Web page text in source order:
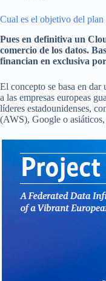
Cual es el objetivo del
Pues en definitiva un
comercio de los datos.
financian en exclusiva
El concepto se basa en
a las empresas europeas
líderes estadounidenses,
(AWS), Google o